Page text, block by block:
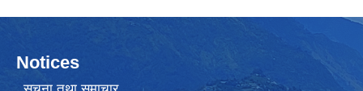
Notices